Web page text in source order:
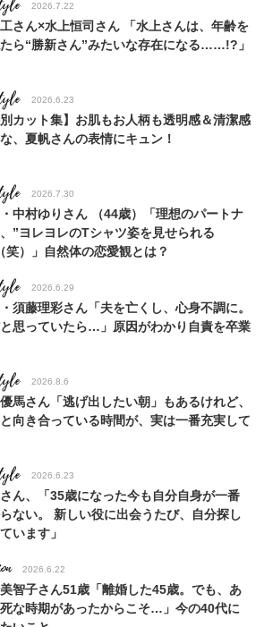
2026.7.22
さん×水上恒司さん 「水上さんは、年齢を
ら“勝新さん”みたいな存在になる……!?」
2026.6.23
別カット集】お肌もお人柄も透明感＆清潔感
、夏帆さんの表情にキュン！
2026.7.30
中村ゆりさん （44歳）「理想のパートナ
”ヨレヨレのTシャツ姿を見せられる
笑）」自然体の恋愛観とは？
2026.6.29
須藤理彩さん「夫を亡くし、心身不調に。
思っていたら…」原因がわかり自責を卒業
2026.8.6
馬さん「逃げ出したい朝」もあるけれど、
向き合っている時間が、実は一番充実して
2026.6.23
ん、「35歳になった今も自分自身が一番
ない。 新しい役に出会うたび、自分探し
います」
2026.6.22
智子さん51歳「離婚した45歳。でも、あ
な時期があったからこそ…」今の40代に